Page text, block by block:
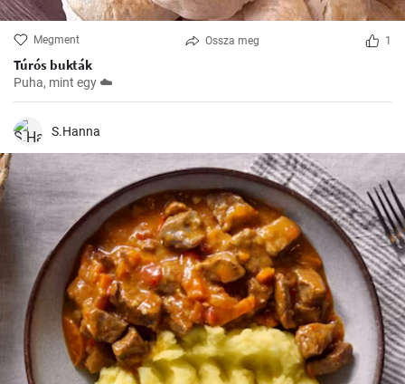
Megment Ossza meg 1
Túrós bukták
Puha, mint egy ☁️
S.Hanna